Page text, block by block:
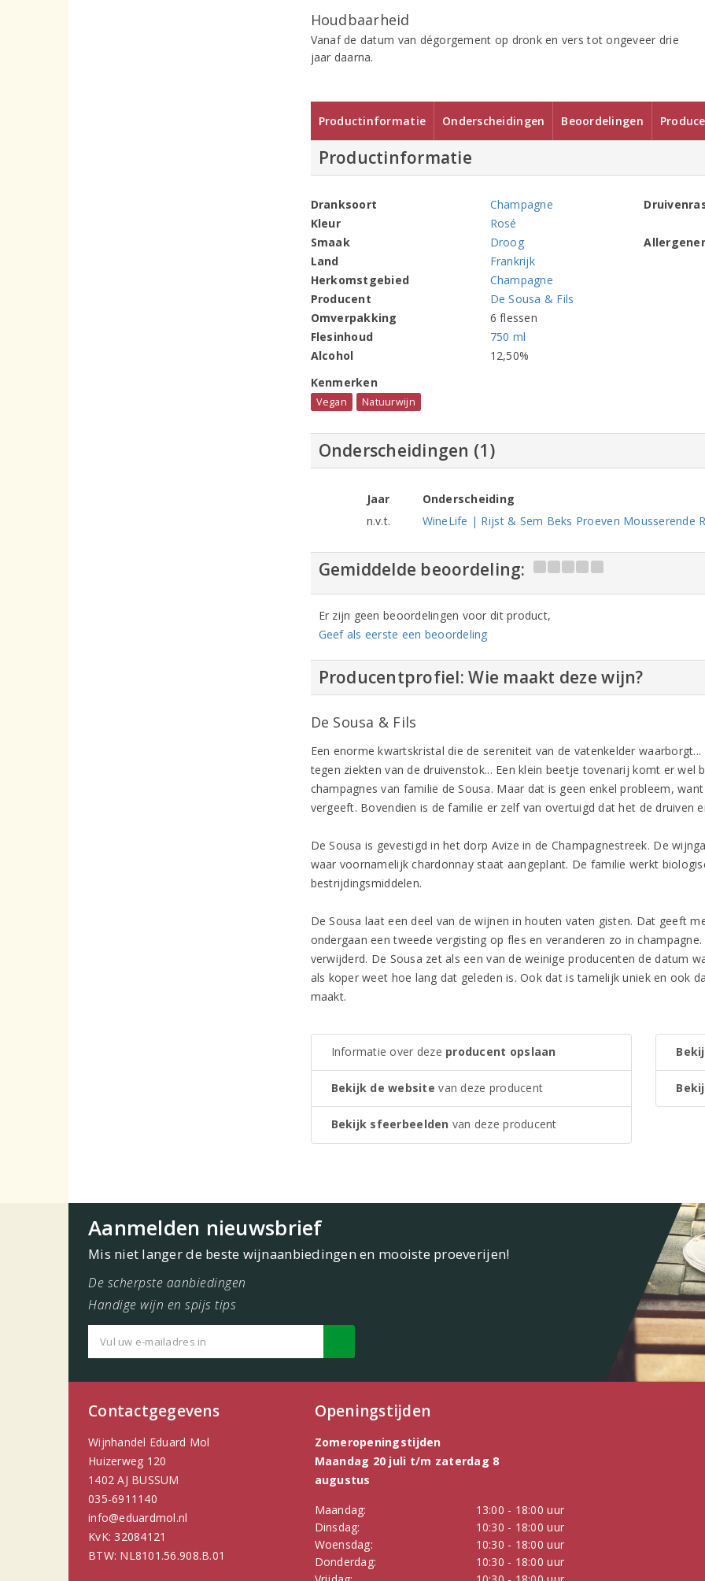
Houdbaarheid
Vanaf de datum van dégorgement op dronk en vers tot ongeveer drie
jaar daarna.
Productinformatie Onderscheidingen Beoordelingen
Productinformatie
Dranksoort
Champagne
Kleur
Rosé
Smaak
Droog
Land
Frankrijk
Herkomstgebied
Champagne
Producent
De Sousa & Fils
Omverpakking
6 flessen
Flesinhoud
750 ml
Alcohol
12,50%
Kenmerken
Vegan Natuurwijn
Onderscheidingen (1)
Jaar
Onderscheiding
n.v.t.
WineLife | Rijst & Sem Beks Proeven
Gemiddelde beoordeling:
Er zijn geen beoordelingen voor dit product,
Geef als eerste een beoordeling
Producentprofiel: Wie maakt deze wijn?
De Sousa & Fils
Een enorme kwartskristal die de sereniteit van de vatenkelder waarborgt...
tegen ziekten van de druivenstok... Een klein beetje tovenarij komt er wel
champagnes van familie de Sousa. Maar dat is geen enkel probleem,
vergeeft. Bovendien is de familie er zelf van overtuigd dat het de druiven
De Sousa is gevestigd in het dorp Avize in de Champagnestreek. De
waar voornamelijk chardonnay staat aangeplant. De familie werkt
bestrijdingsmiddelen.
De Sousa laat een deel van de wijnen in houten vaten gisten. Dat geeft
ondergaan een tweede vergisting op fles en veranderen zo in
verwijderd. De Sousa zet als een van de weinige producenten de datum
als koper weet hoe lang dat geleden is. Ook dat is tamelijk uniek en ook
maakt.
Informatie over deze producent opslaan
Bekijk de website van deze producent
Bekijk sfeerbeelden van deze producent
Aanmelden nieuwsbrief
Mis niet langer de beste wijnaanbiedingen en mooiste proeverijen!
De scherpste aanbiedingen
Handige wijn en spijs tips
Contactgegevens
Wijnhandel Eduard Mol
Huizerweg 120
1402 AJ BUSSUM
035-6911140
info@eduardmol.nl
KvK: 32084121
BTW: NL8101.56.908.B.01
Openingstijden
Zomeropeningstijden
Maandag 20 juli t/m zaterdag 8
augustus
Maandag:
13:00 - 18:00 uur
Dinsdag:
10:30 - 18:00 uur
Woensdag:
10:30 - 18:00 uur
Donderdag:
10:30 - 18:00 uur